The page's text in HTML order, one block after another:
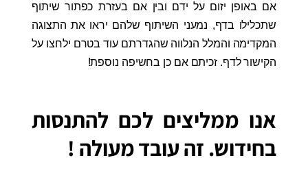
אם באופן יזום על ידם ובין אם בעזרת כפתור שיתוף
שתכלילו בדף, נמעני השיתוף שלהם יראו את התצוגה
המקדימה והמלל הנלווה שהגדרתם עוד בטרם ילחצו על
הקישור לדף. זכיתם אם כן בחשיפה נוספת!
אנו ממליצים לכם להתנסות
בחידוש. זה עובד מעולה !